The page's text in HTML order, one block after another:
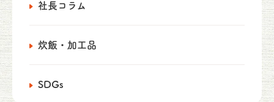
社長コラム
炊飯・加工品
SDGs